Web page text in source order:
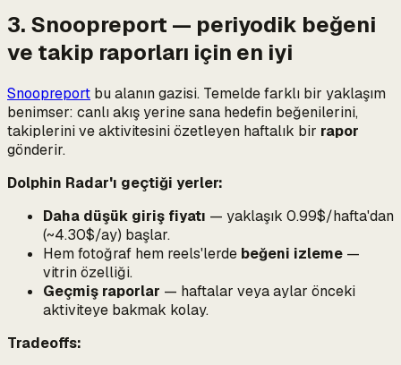
3. Snoopreport — periyodik beğeni
ve takip raporları için en iyi
Snoopreport bu alanın gazisi. Temelde farklı bir yaklaşım
benimser: canlı akış yerine sana hedefin beğenilerini,
takiplerini ve aktivitesini özetleyen haftalık bir rapor
gönderir.
Dolphin Radar'ı geçtiği yerler:
Daha düşük giriş fiyatı — yaklaşık 0.99$/hafta'dan
(~4.30$/ay) başlar.
Hem fotoğraf hem reels'lerde beğeni izleme —
vitrin özelliği.
Geçmiş raporlar — haftalar veya aylar önceki
aktiviteye bakmak kolay.
Tradeoffs: